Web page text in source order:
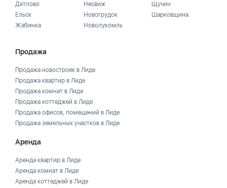
Дятлово
Ельск
Жабинка
Несвиж
Новогрудок
Новолукомль
Щучин
Шарковщина
Продажа
Продажа новостроек в Лиде
Продажа квартир в Лиде
Продажа комнат в Лиде
Продажа коттеджей в Лиде
Продажа офисов, помещений в Лиде
Продажа земельных участков в Лиде
Аренда
Аренда квартир в Лиде
Аренда комнат в Лиде
Аренда коттеджей в Лиде